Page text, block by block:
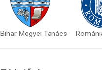
Bihar Megyei Tanács